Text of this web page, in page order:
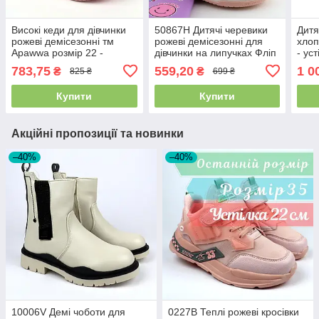
Високі кеди для дівчинки
рожеві демісезонні тм
Apawwa розмір 22 -
783,75 ₴ 825 ₴
Купити
50867H Дитячі черевики
рожеві демісезонні для
дівчинки на липучках Фліп
устілка 15 см
559,20₴ 699 ₴
Купити
-
1
Акційні пропозиції та новинки
–40%
10006V Демі чоботи для
–40%
0227B Теплі рожеві кросівки